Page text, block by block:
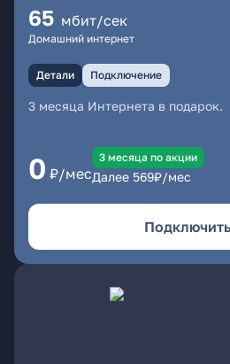
65 мбит/сек
Домашний интернет
Детали Подключение
3 месяца Интернета в подарок.
0 ₽/мес
3 месяцa по акции
Далее 569₽/мес
Подключить